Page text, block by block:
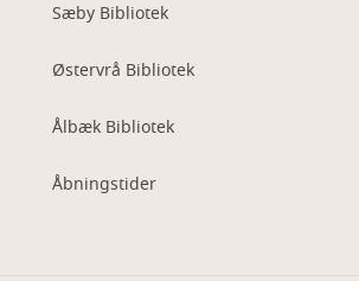
Sæby Bibliotek
Østervrå Bibliotek
Ålbæk Bibliotek
Åbningstider